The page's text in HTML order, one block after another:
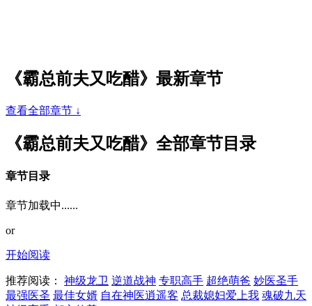
《霸总前夫又吃醋》最新章节
查看全部章节 ↓
《霸总前夫又吃醋》全部章节目录
章节目录
章节加载中......
or
开始阅读
推荐阅读： 神级龙卫 逆道战神 专职高手 超绝萌爸 妙医圣手
最强医圣 最佳女婿 自在神医逍遥客 总裁媳妇爱上我 魂破九天